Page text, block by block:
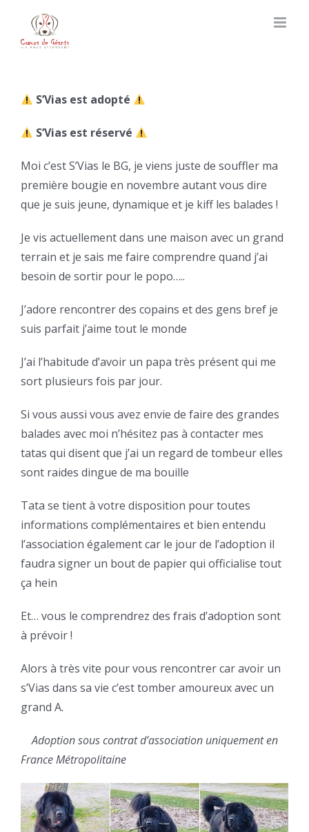
content
S’Vias est adopté
S’Vias est réservé
Moi c’est S’Vias le BG, je viens juste de souffler ma
première bougie en novembre autant vous dire
que je suis jeune, dynamique et je kiff les balades !
Je vis actuellement dans une maison avec un grand
terrain et je sais me faire comprendre quand j’ai
besoin de sortir pour le popo…..
J’adore rencontrer des copains et des gens bref je
suis parfait j’aime tout le monde
J’ai l’habitude d’avoir un papa très présent qui me
sort plusieurs fois par jour.
Si vous aussi vous avez envie de faire des grandes
balades avec moi n’hésitez pas à contacter mes
tatas qui disent que j’ai un regard de tombeur elles
sont raides dingue de ma bouille
Tata se tient à votre disposition pour toutes
informations complémentaires et bien entendu
l’association également car le jour de l’adoption il
faudra signer un bout de papier qui officialise tout
ça hein
Et… vous le comprendrez des frais d’adoption sont
à prévoir !
Alors à très vite pour vous rencontrer car avoir un
s’Vias dans sa vie c’est tomber amoureux avec un
grand A.
Adoption sous contrat d’association uniquement en
France Métropolitaine